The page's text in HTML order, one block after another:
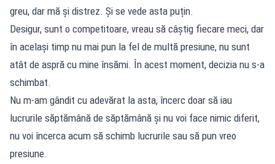
greu, dar mă și distrez. Și se vede asta puțin.
Desigur, sunt o competitoare, vreau să câștig fiecare meci, dar
în același timp nu mai pun la fel de multă presiune, nu sunt
atât de aspră cu mine însămi. În acest moment, decizia nu s-a
schimbat.
Nu m-am gândit cu adevărat la asta, încerc doar să iau
lucrurile săptămână de săptămână și nu voi face nimic diferit,
nu voi încerca acum să schimb lucrurile sau să pun vreo
presiune.